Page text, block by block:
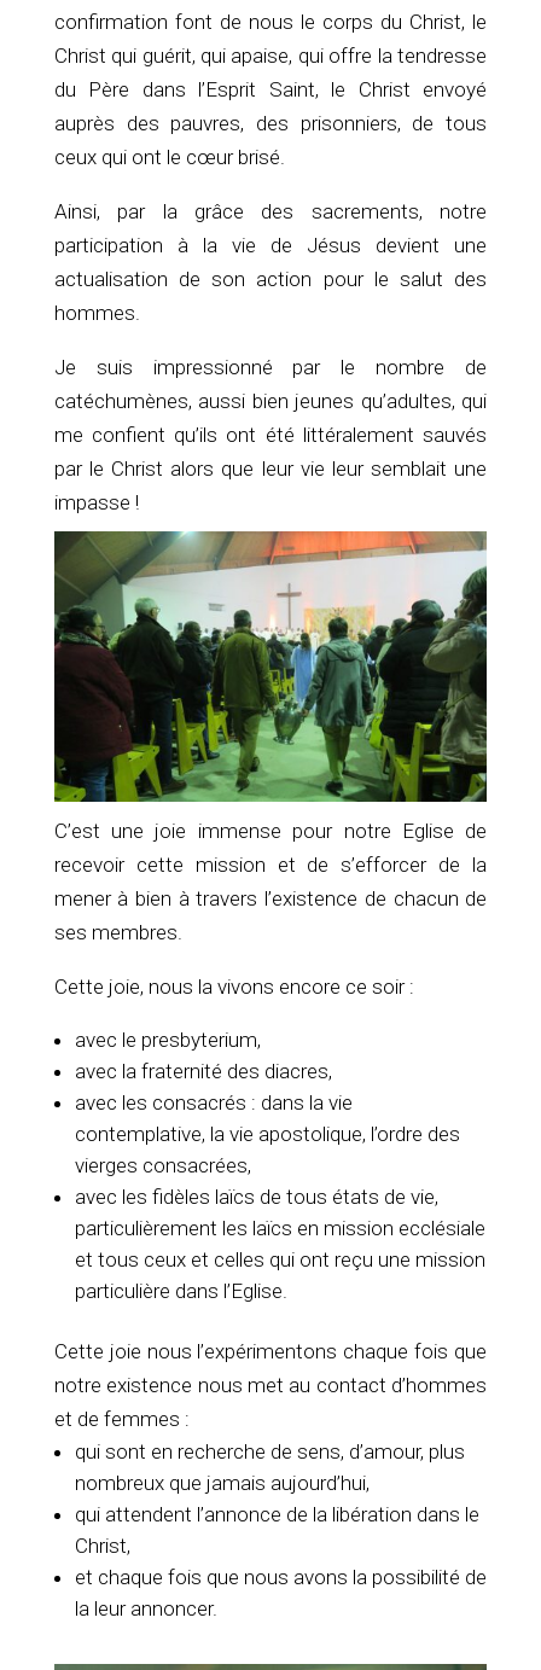
confirmation font de nous le corps du Christ, le
Christ qui guérit, qui apaise, qui offre la tendresse
du Père dans l’Esprit Saint, le Christ envoyé
auprès des pauvres, des prisonniers, de tous
ceux qui ont le cœur brisé.
Ainsi, par la grâce des sacrements, notre
participation à la vie de Jésus devient une
actualisation de son action pour le salut des
hommes.
Je suis impressionné par le nombre de
catéchumènes, aussi bien jeunes qu’adultes, qui
me confient qu’ils ont été littéralement sauvés
par le Christ alors que leur vie leur semblait une
impasse !
C’est une joie immense pour notre Eglise de
recevoir cette mission et de s’efforcer de la
mener à bien à travers l’existence de chacun de
ses membres.
Cette joie, nous la vivons encore ce soir :
avec le presbyterium,
avec la fraternité des diacres,
avec les consacrés : dans la vie
contemplative, la vie apostolique, l’ordre des
vierges consacrées,
avec les fidèles laïcs de tous états de vie,
particulièrement les laïcs en mission ecclésiale
et tous ceux et celles qui ont reçu une mission
particulière dans l’Eglise.
Cette joie nous l’expérimentons chaque fois que
notre existence nous met au contact d’hommes
et de femmes :
qui sont en recherche de sens, d’amour, plus
nombreux que jamais aujourd’hui,
qui attendent l’annonce de la libération dans le
Christ,
et chaque fois que nous avons la possibilité de
la leur annoncer.